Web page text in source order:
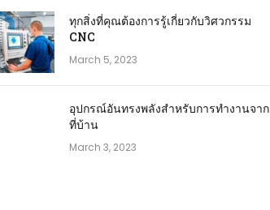
ทุกสิ่งที่คุณต้องการรู้เกี่ยวกับวิศวกรรม
CNC
March 5, 2023
อุปกรณ์อันทรงพลังสำหรับการทำงานจาก
ที่บ้าน
March 3, 2023